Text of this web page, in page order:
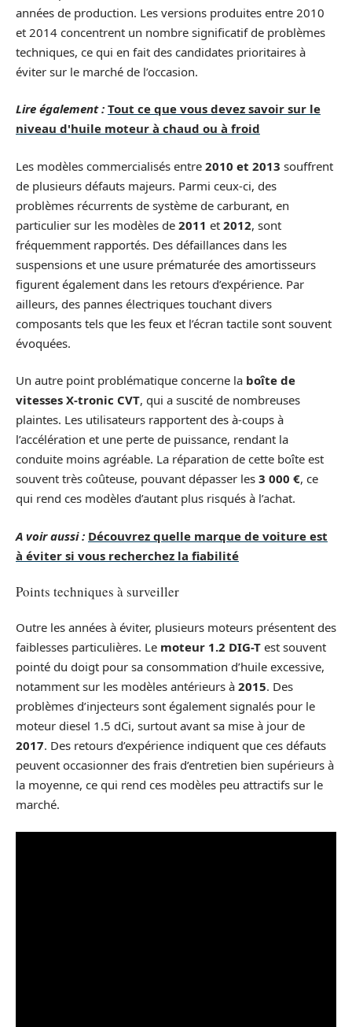
années de production. Les versions produites entre 2010
et 2014 concentrent un nombre significatif de problèmes
techniques, ce qui en fait des candidates prioritaires à
éviter sur le marché de l’occasion.
Lire également : Tout ce que vous devez savoir sur le
niveau d'huile moteur à chaud ou à froid
Les modèles commercialisés entre 2010 et 2013 souffrent
de plusieurs défauts majeurs. Parmi ceux-ci, des
problèmes récurrents de système de carburant, en
particulier sur les modèles de 2011 et 2012, sont
fréquemment rapportés. Des défaillances dans les
suspensions et une usure prématurée des amortisseurs
figurent également dans les retours d’expérience. Par
ailleurs, des pannes électriques touchant divers
composants tels que les feux et l’écran tactile sont souvent
évoquées.
Un autre point problématique concerne la boîte de
vitesses X-tronic CVT, qui a suscité de nombreuses
plaintes. Les utilisateurs rapportent des à-coups à
l’accélération et une perte de puissance, rendant la
conduite moins agréable. La réparation de cette boîte est
souvent très coûteuse, pouvant dépasser les 3 000 €, ce
qui rend ces modèles d’autant plus risqués à l’achat.
A voir aussi : Découvrez quelle marque de voiture est
à éviter si vous recherchez la fiabilité
Points techniques à surveiller
Outre les années à éviter, plusieurs moteurs présentent des
faiblesses particulières. Le moteur 1.2 DIG-T est souvent
pointé du doigt pour sa consommation d’huile excessive,
notamment sur les modèles antérieurs à 2015. Des
problèmes d’injecteurs sont également signalés pour le
moteur diesel 1.5 dCi, surtout avant sa mise à jour de
2017. Des retours d’expérience indiquent que ces défauts
peuvent occasionner des frais d’entretien bien supérieurs à
la moyenne, ce qui rend ces modèles peu attractifs sur le
marché.